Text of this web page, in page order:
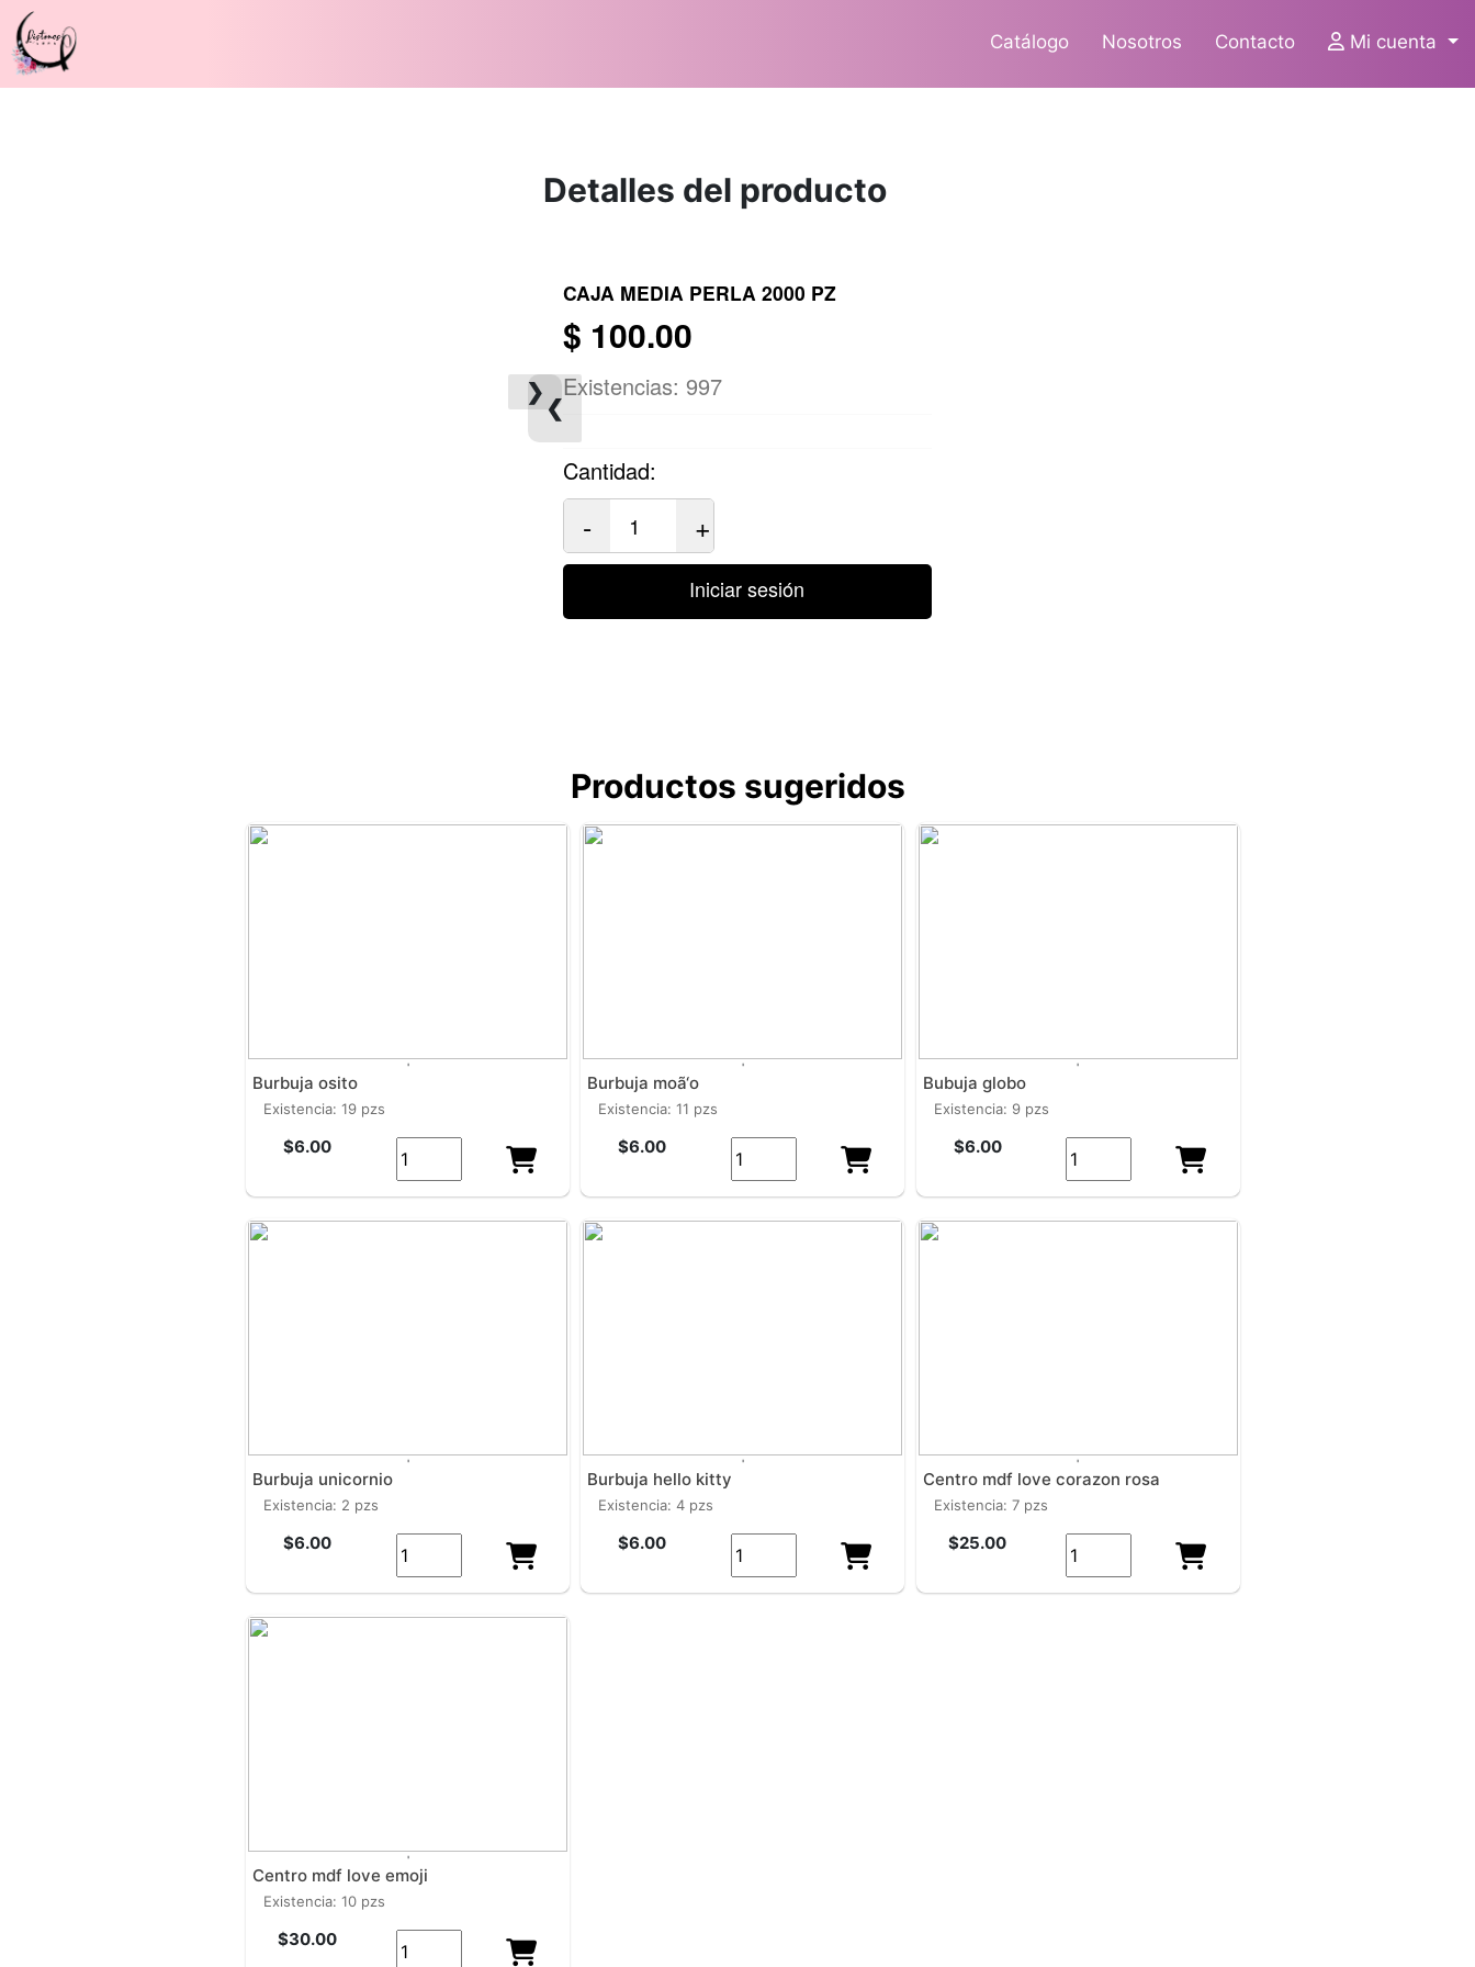
Catálogo Nosotros Contacto Mi cuenta
Detalles del producto
❮
❯
CAJA MEDIA PERLA 2000 PZ
$ 100.00
Existencias: 997
Cantidad:
- +
Iniciar sesión
Productos sugeridos
'
burbuja osito
existencia: 19 pzs
$6.00
'
burbuja moã‘o
existencia: 11 pzs
$6.00
'
bubuja globo
existencia: 9 pzs
$6.00
'
burbuja unicornio
existencia: 2 pzs
$6.00
'
burbuja hello kitty
existencia: 4 pzs
$6.00
'
centro mdf love corazon rosa
existencia: 7 pzs
$25.00
'
centro mdf love emoji
existencia: 10 pzs
$30.00